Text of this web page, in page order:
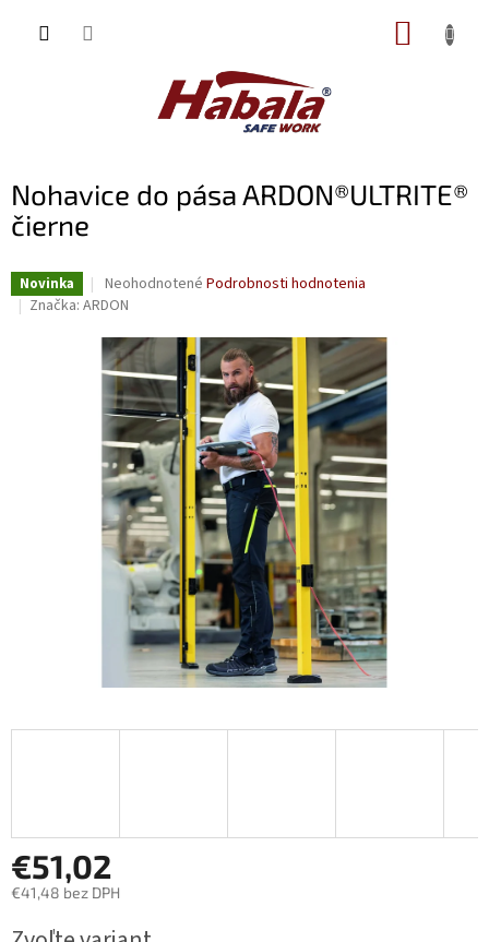
Nohavice do pása ARDON®ULTRITE®
čierne
Novinka
Priemerné
hodnotenie
je
0,0
5
hviezdičiek.
Neohodnotené Podrobnosti hodnotenia
Značka: ARDON
€51,02
€41,48 bez DPH